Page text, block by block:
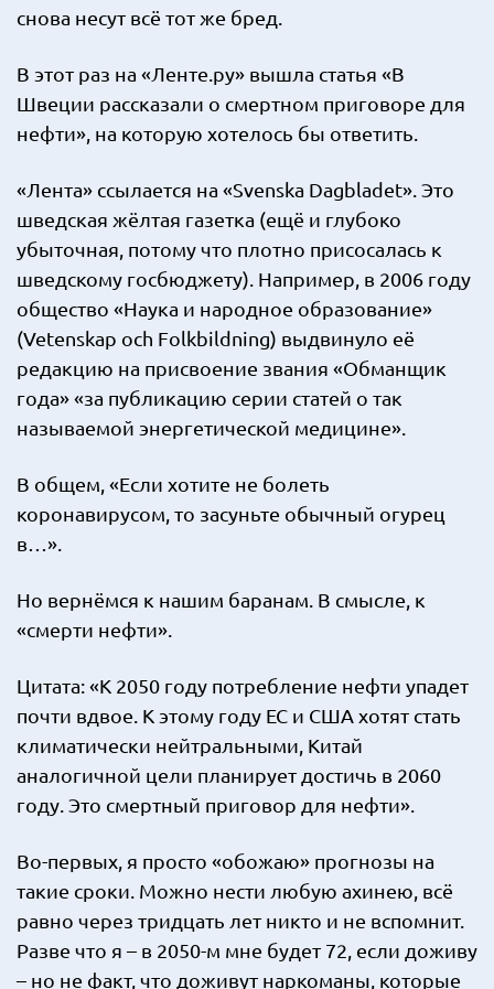
снова несут всё тот же бред.
В этот раз на «Ленте.ру» вышла статья «В
Швеции рассказали о смертном приговоре для
нефти», на которую хотелось бы ответить.
«Лента» ссылается на «Svenska Dagbladet». Это
шведская жёлтая газетка (ещё и глубоко
убыточная, потому что плотно присосалась к
шведскому госбюджету). Например, в 2006 году
общество «Наука и народное образование»
(Vetenskap och Folkbildning) выдвинуло её
редакцию на присвоение звания «Обманщик
года» «за публикацию серии статей о так
называемой энергетической медицине».
В общем, «Если хотите не болеть
коронавирусом, то засуньте обычный огурец
в…».
Но вернёмся к нашим баранам. В смысле, к
«смерти нефти».
Цитата: «К 2050 году потребление нефти упадет
почти вдвое. К этому году ЕС и США хотят стать
климатически нейтральными, Китай
аналогичной цели планирует достичь в 2060
году. Это смертный приговор для нефти».
Во-первых, я просто «обожаю» прогнозы на
такие сроки. Можно нести любую ахинею, всё
равно через тридцать лет никто и не вспомнит.
Разве что я – в 2050-м мне будет 72, если доживу
– но не факт, что доживут наркоманы, которые